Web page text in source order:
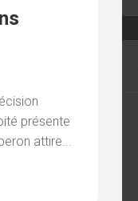
présente
attire...